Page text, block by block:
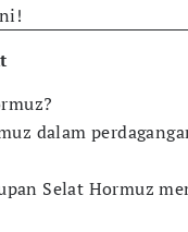
dalam
Selat Hormuz